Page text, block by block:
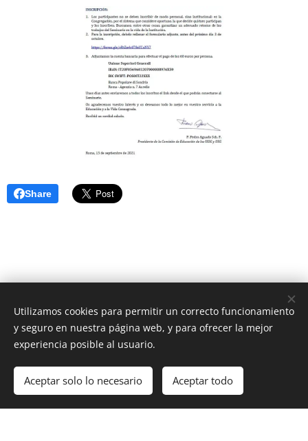
Share
Unione Superiori Generali - Via dei Penitenzieri 19 -00193 ROMA
Cookies
Idiomas
Italiano
English Français Español
Utilizamos cookies para permitir un correcto funcionamiento
y seguro en nuestra página web, y para ofrecer la mejor
experiencia posible al usuario.
Aceptar solo lo necesario Aceptar todo